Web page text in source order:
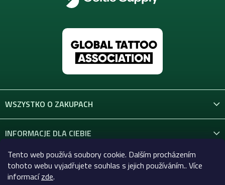
Tento web používá soubory cookie. Dalším procházením
tohoto webu vyjadřujete souhlas s jejich používáním.. Více
informacízde.
WSZYSTKO O ZAKUPACH
INFORMACJE DLA CIEBIE
KONTAKT